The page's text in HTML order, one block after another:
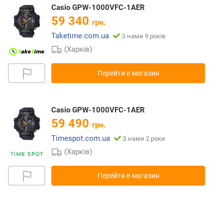
Casio GPW-1000VFC-1AER
59 340 грн.
Taketime.com.ua
З нами 9 років
(Харків)
Перейти в магазин
Casio GPW-1000VFC-1AER
59 490 грн.
Timespot.com.ua
З нами 2 роки
(Харків)
Перейти в магазин